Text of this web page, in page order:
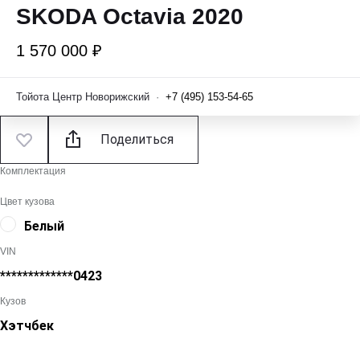
SKODA Octavia 2020
1 570 000 ₽
Тойота Центр Новорижский · +7 (495) 153-54-65
Поделиться
Комплектация
Цвет кузова
Белый
VIN
*************0423
Кузов
Хэтчбек